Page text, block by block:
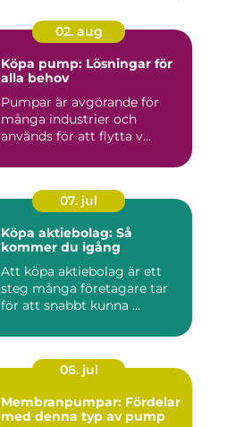
02. aug
Köpa pump: Lösningar för
alla behov
Pumpar är avgörande för
många industrier och
används för att flytta v...
07. jul
Köpa aktiebolag: Så
kommer du igång
Att köpa aktiebolag är ett
steg många företagare tar
för att snabbt kunna ...
06. jul
Membranpumpar: Fördelar
med denna typ av pump